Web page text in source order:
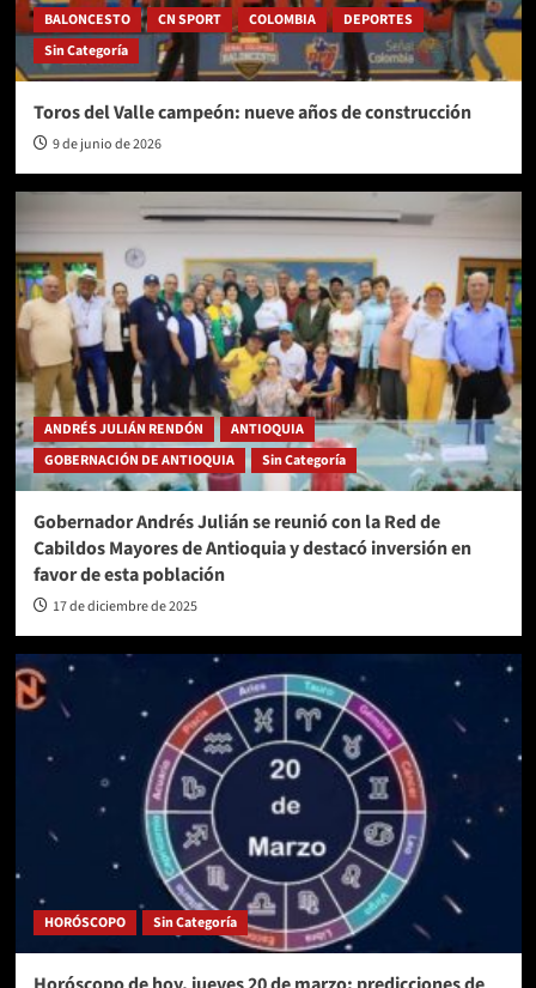
BALONCESTO CN SPORT COLOMBIA
DEPORTES
Sin Categoría
Toros del Valle campeón: nueve años de construcción
9 de junio de 2026
ANDRÉS JULIÁN RENDÓN
ANTIOQUIA
GOBERNACIÓN DE ANTIOQUIA
Sin Categoría
Gobernador Andrés Julián se reunió con la Red de
Cabildos Mayores de Antioquia y destacó inversión en
favor de esta población
17 de diciembre de 2025
HORÓSCOPO Sin Categoría